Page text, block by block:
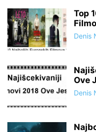
Top
Denis
Ove
Denis